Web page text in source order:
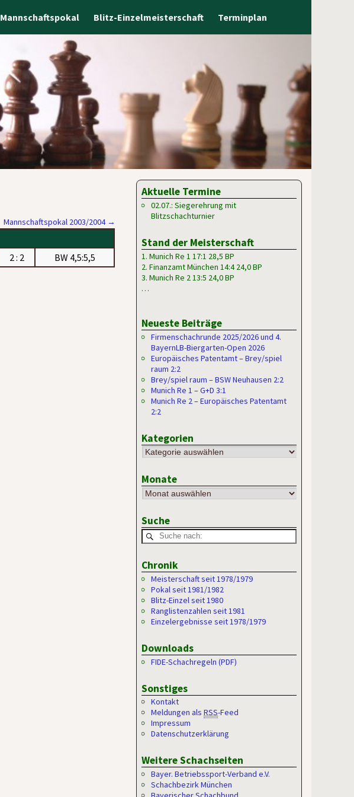
Mannschaftspokal Blitz-Einzelmeisterschaft Terminplan
Mannschaftspokal 2003/2004 →
2 : 2 BW 4,5:5,5
Aktuelle Termine
02.07.: Siegerehrung mit
Blitzschachturnier
Stand der Meisterschaft
1. Munich Re 1 17:1 28,5 BP
2. Finanzamt München 14:4 24,0 BP
3. Munich Re 2 13:5 24,0 BP
…
Neueste Beiträge
Firmenschachrunde 2025/2026 und 4.
BayernLB-Biergarten-Open 2026
Europäisches Patentamt – Brey/spiel
raum 2:2
Brey/spiel raum – BSW Neuhausen 2:2
Munich Re 1 – G+D 3:1
Munich Re 2 – Europäisches Patentamt
2:2
Kategorien
Monate
Suche
Chronik
Meisterschaft seit 1978/1979
Pokal seit 1981/1982
Blitz-Einzel seit 1980
Ranglistenzahlen seit 1981
Einzelergebnisse seit 1978/1979
Downloads
FIDE-Schachregeln (PDF)
Sonstiges
Kontakt
Meldungen alsRSS-Feed
Impressum
Datenschutzerklärung
Weitere Schachseiten
Bayer. Betriebssport-Verband e.V.
Schachbezirk München